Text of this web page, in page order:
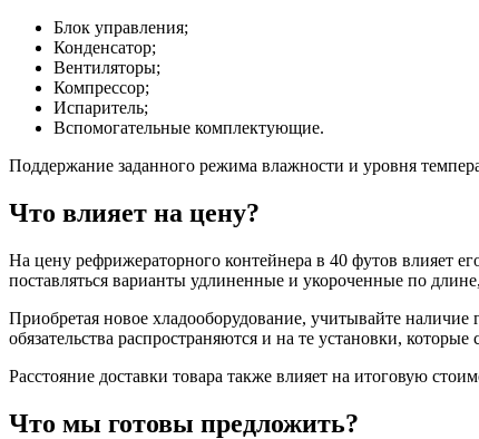
Блок управления;
Конденсатор;
Вентиляторы;
Компрессор;
Испаритель;
Вспомогательные комплектующие.
Поддержание заданного режима влажности и уровня
Что влияет на цену?
На цену рефрижераторного контейнера в 40 футов влияет
поставляться варианты удлиненные и укороченные по
Приобретая новое хладооборудование, учитывайте
обязательства распространяются и на те установки, которые
Расстояние доставки товара также влияет на итоговую
Что мы готовы предложить?